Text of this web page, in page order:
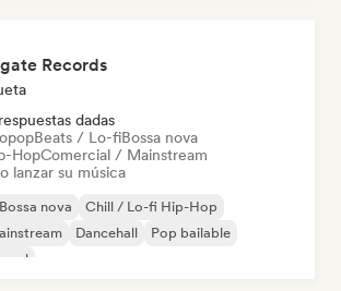
Records
dadas
Beats / Lo-fiBossa nova
HopComercial / Mainstream
lanzar su música
Bossa nova
Chill / Lo-fi Hip-Hop
Dancehall
Pop bailable